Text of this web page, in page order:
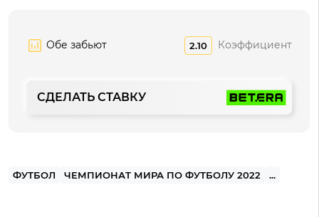
Обе забьют 2.10 Коэффициент
СДЕЛАТЬ СТАВКУ
ФУТБОЛ ЧЕМПИОНАТ МИРА ПО ФУТБОЛУ 2022 ...